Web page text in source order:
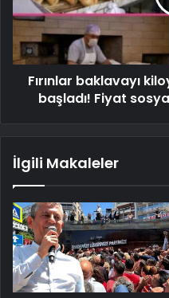
Fırınlar baklavayı
başladı! Fiyat
İlgili Makaleler